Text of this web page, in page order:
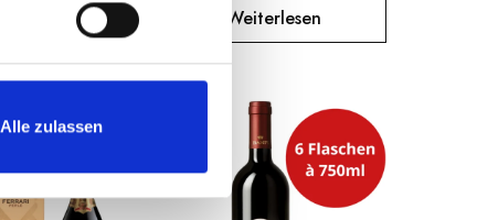
Alle zulassen
Weiterlesen